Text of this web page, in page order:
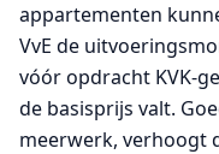
appartementen
VvE de
vóór opdracht KVK-
de basisprijs valt.
meerwerk, verhoogt